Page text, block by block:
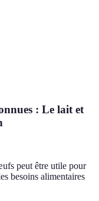
: Le lait et
peut être utile pour
besoins alimentaires